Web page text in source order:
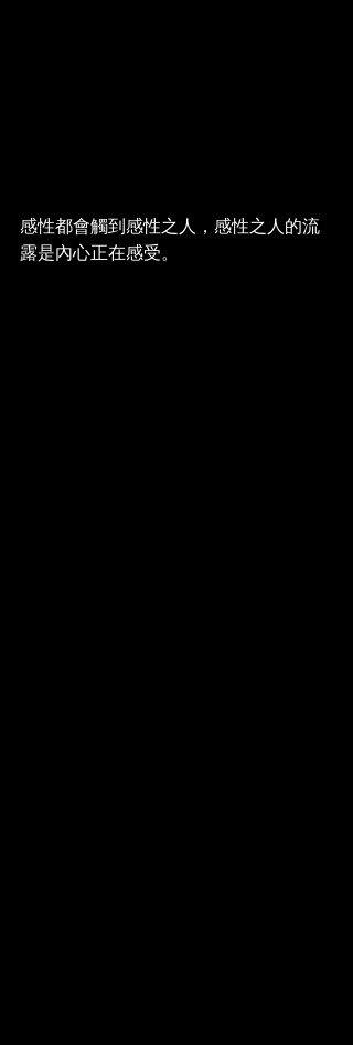
感性都會觸到感性之人，感性之人的流
露是內心正在感受。